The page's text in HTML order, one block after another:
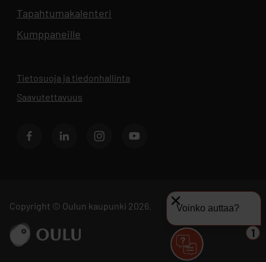
Tapahtumakalenteri
Kumppaneille
Tietosuoja ja tiedonhallinta
Saavutettavuus
FacebookLinkedIn InstagramYoutube
Copyright © Oulun kaupunki 2026.
Siirry sivustolle ouka.fi
Voinko auttaa?
1